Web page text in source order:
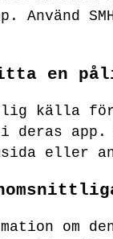
Använd
en
källa för
i deras
eller
om